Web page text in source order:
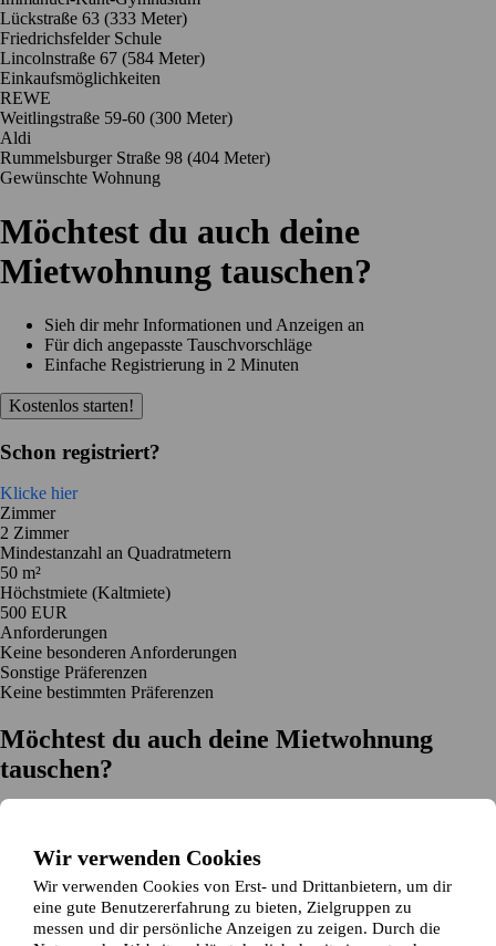
Wir verwenden Cookies
Wir verwenden Cookies von Erst- und Drittanbietern, um dir
eine gute Benutzererfahrung zu bieten, Zielgruppen zu
messen und dir persönliche Anzeigen zu zeigen. Durch die
Lückstraße 63 (333 Meter)
Friedrichsfelder Schule
Lincolnstraße 67 (584 Meter)
Einkaufsmöglichkeiten
REWE
Weitlingstraße 59-60 (300 Meter)
Aldi
Rummelsburger Straße 98 (404 Meter)
Gewünschte Wohnung
Möchtest du auch deine
Mietwohnung tauschen?
Sieh dir mehr Informationen und Anzeigen an
Für dich angepasste Tauschvorschläge
Einfache Registrierung in 2 Minuten
Kostenlos starten!
Schon registriert?
Klicke hier
Zimmer
2 Zimmer
Mindestanzahl an Quadratmetern
50 m²
Höchstmiete (Kaltmiete)
500 EUR
Anforderungen
Keine besonderen Anforderungen
Sonstige Präferenzen
Keine bestimmten Präferenzen
Möchtest du auch deine Mietwohnung
tauschen?
Einfache Registrierung in 2 Minuten
Jetzt gratis loslegen
Loslegen
Jetzt gratis loslegen Anzeigen suchenAnmelden